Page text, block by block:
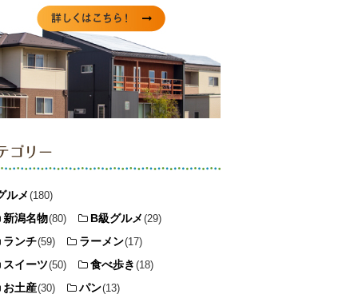
ゴリー
ルメ(180)
新潟名物(80) B級グルメ(29)
ランチ(59) ラーメン(17)
スイーツ(50) 食べ歩き(18)
お土産(30) パン(13)